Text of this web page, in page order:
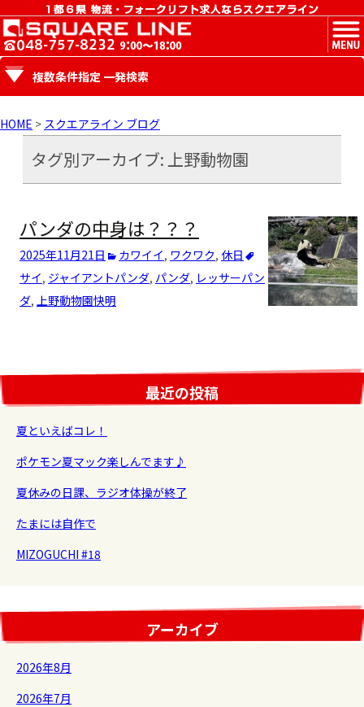
MENU
複数条件指定 一発検索
HOME > スクエアライン ブログ
タグ別アーカイブ: 上野動物園
パンダの中身は？？？
2025年11月21日 カワイイ, ワクワク, 休日
サイ, ジャイアントパンダ, パンダ, レッサーパン
ダ, 上野動物園快明
最近の投稿
夏といえばコレ！
ポケモン夏マック楽しんでます♪
夏休みの日課、ラジオ体操が終了
たまには自作で
MIZOGUCHI #18
アーカイブ
2026年8月
2026年7月